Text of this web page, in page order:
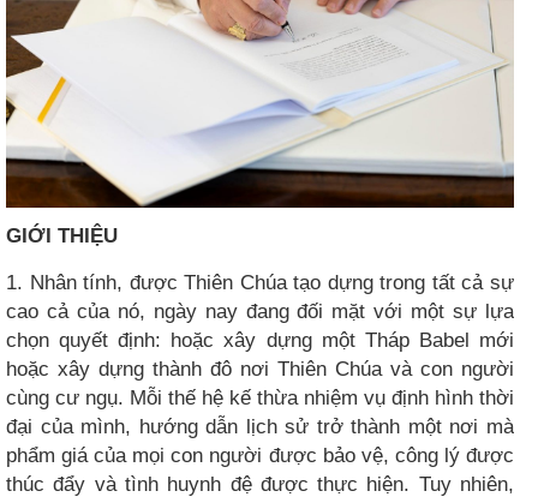
GIỚI THIỆU
1. Nhân tính, được Thiên Chúa tạo dựng trong tất cả sự
cao cả của nó, ngày nay đang đối mặt với một sự lựa
chọn quyết định: hoặc xây dựng một Tháp Babel mới
hoặc xây dựng thành đô nơi Thiên Chúa và con người
cùng cư ngụ. Mỗi thế hệ kế thừa nhiệm vụ định hình thời
đại của mình, hướng dẫn lịch sử trở thành một nơi mà
phẩm giá của mọi con người được bảo vệ, công lý được
thúc đẩy và tình huynh đệ được thực hiện. Tuy nhiên,